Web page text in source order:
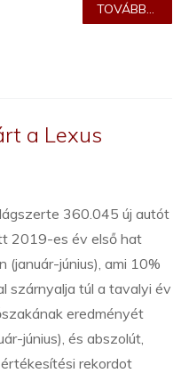
TOVÁBB...
a Lexus
360.045 új autót
2019-es év első hat
(január-június), ami 10%
szárnyalja túl a tavalyi év
eredményét
június), és abszolút,
rekordot